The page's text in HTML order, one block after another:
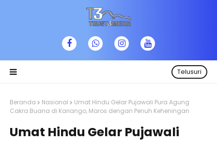
Telusuri
Beranda Nasional
Umat Hindu Gelar Pujawali Pura Agung
Cakra Buana di Kariango, Maros dengan Penuh Keheningan
Umat Hindu Gelar Pujawali